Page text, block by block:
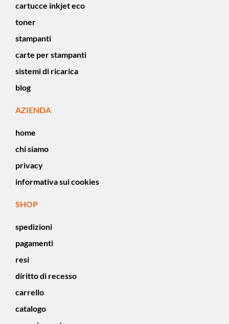
cartucce inkjet eco
toner
stampanti
carte per stampanti
sistemi di ricarica
blog
AZIENDA
home
chi siamo
privacy
informativa sui cookies
SHOP
spedizioni
pagamenti
resi
diritto di recesso
carrello
catalogo